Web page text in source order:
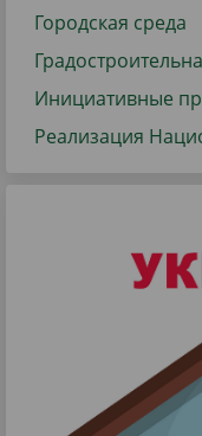
Городская среда
Инициативные
Реализация